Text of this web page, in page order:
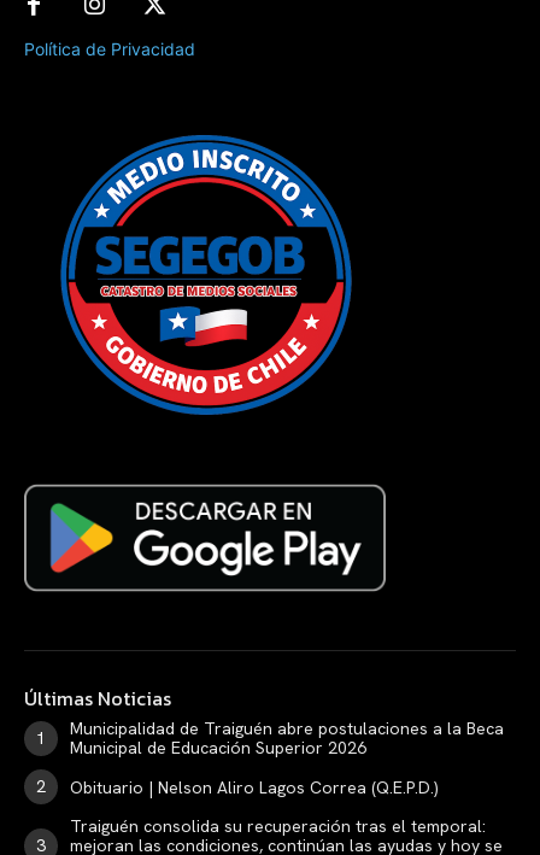
Política de Privacidad
Últimas Noticias
Municipalidad de Traiguén abre postulaciones a la Beca
Municipal de Educación Superior 2026
Obituario | Nelson Aliro Lagos Correa (Q.E.P.D.)
Traiguén consolida su recuperación tras el temporal:
mejoran las condiciones, continúan las ayudas y hoy se